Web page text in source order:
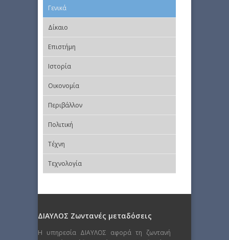
Γενικά
Δίκαιο
Επιστήμη
Ιστορία
Οικονομία
Περιβάλλον
Πολιτική
Τέχνη
Τεχνολογία
ΔΙΑΥΛΟΣ Ζωντανές μεταδόσεις
Η υπηρεσία ΔΙΑΥΛΟΣ αφορά τη ζωντανή